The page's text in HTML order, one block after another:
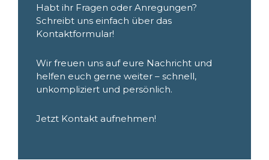
Habt ihr Fragen oder Anregungen?
Schreibt uns einfach über das
Kontaktformular!
Wir freuen uns auf eure Nachricht und
helfen euch gerne weiter – schnell,
unkompliziert und persönlich.
Jetzt Kontakt aufnehmen!